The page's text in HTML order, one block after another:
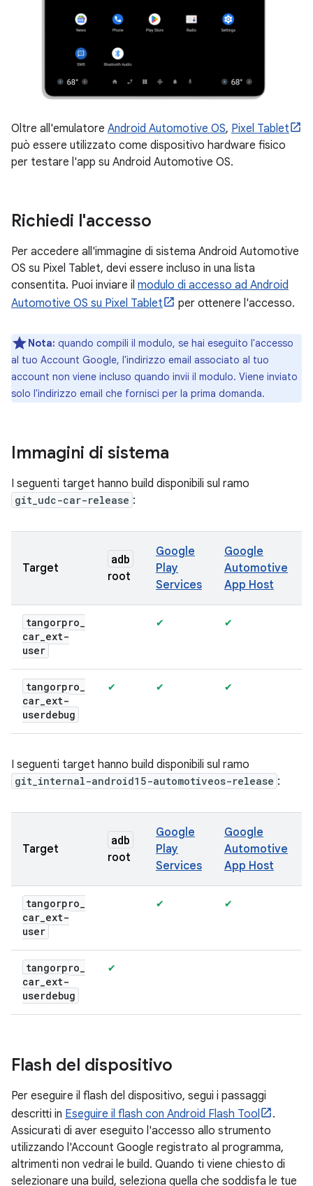
Oltre all'emulatore Android Automotive OS, Pixel Tablet
può essere utilizzato come dispositivo hardware fisico
per testare l'app su Android Automotive OS.
Richiedi l'accesso
Per accedere all'immagine di sistema Android Automotive
OS su Pixel Tablet, devi essere incluso in una lista
consentita. Puoi inviare il modulo di accesso ad Android
Automotive OS su Pixel Tablet
per ottenere l'accesso.
Nota: quando compili il modulo, se hai eseguito l'accesso
al tuo Account Google, l'indirizzo email associato al tuo
account non viene incluso quando invii il modulo. Viene inviato
solo l'indirizzo email che fornisci per la prima domanda.
Immagini di sistema
I seguenti target hanno build disponibili sul ramo
git_udc-car-release :
Target
adb
root
Google
Play
Services
Google
Automotive
App Host
tangorpro_
car_ext-
user
✔ ✔
tangorpro_
car_ext-
userdebug
✔ ✔ ✔
I seguenti target hanno build disponibili sul ramo
git_internal-android15-automotiveos-release :
Target
adb
root
Google
Play
Services
Google
Automotive
App Host
tangorpro_
car_ext-
user
✔ ✔
tangorpro_
car_ext-
userdebug
✔
Flash del dispositivo
Per eseguire il flash del dispositivo, segui i passaggi
descritti in Eseguire il flash con Android Flash Tool
.
Assicurati di aver eseguito l'accesso allo strumento
utilizzando l'Account Google registrato al programma,
altrimenti non vedrai le build. Quando ti viene chiesto di
selezionare una build, seleziona quella che soddisfa le tue